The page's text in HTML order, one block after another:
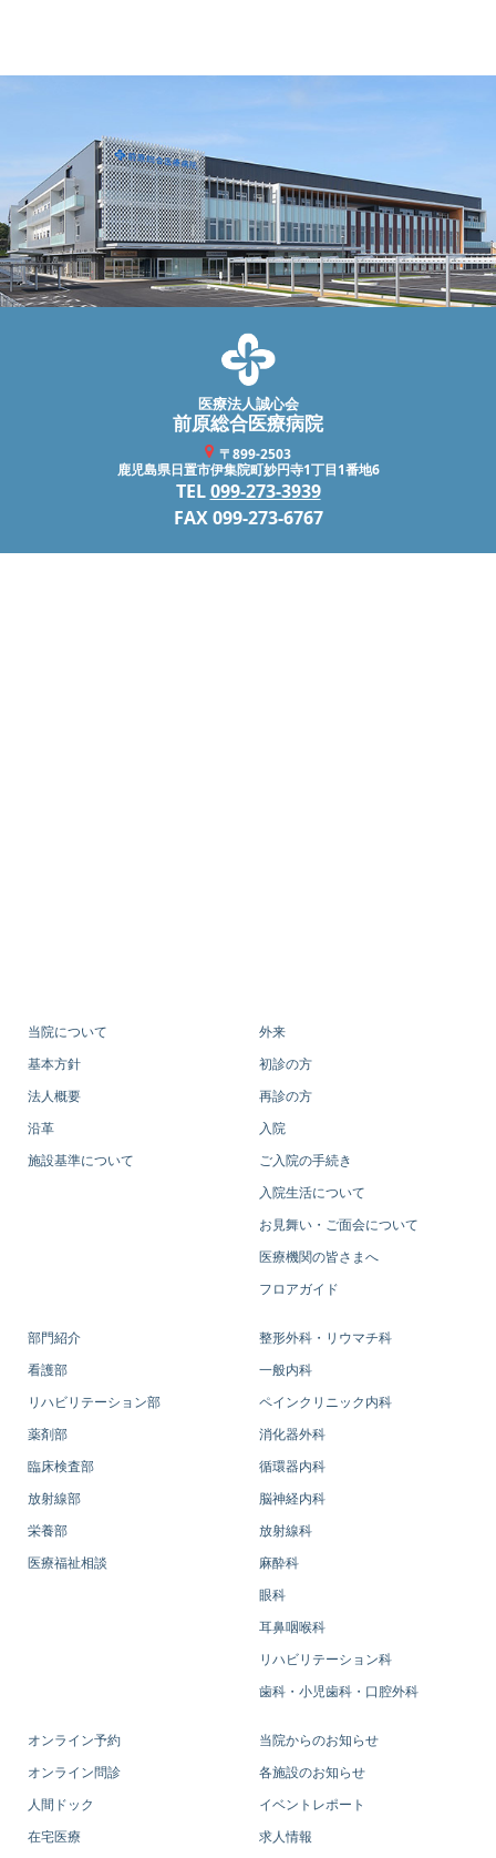
医療法人誠心会
前原総合医療病院
〒899-2503
鹿児島県日置市伊集院町妙円寺1丁目1番地6
TEL099-273-3939
FAX 099-273-6767
当院について
基本方針
法人概要
沿革
施設基準について
外来
初診の方
再診の方
入院
ご入院の手続き
入院生活について
お見舞い・ご面会について
医療機関の皆さまへ
フロアガイド
部門紹介
看護部
リハビリテーション部
薬剤部
臨床検査部
放射線部
栄養部
医療福祉相談
整形外科・リウマチ科
一般内科
ペインクリニック内科
消化器外科
循環器内科
脳神経内科
放射線科
麻酔科
眼科
耳鼻咽喉科
リハビリテーション科
歯科・小児歯科・口腔外科
オンライン予約
オンライン問診
人間ドック
在宅医療
当院からのお知らせ
各施設のお知らせ
イベントレポート
求人情報